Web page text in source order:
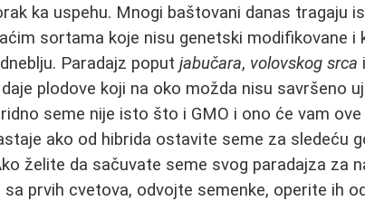
ka uspehu. Mnogi baštovani danas tragaju
sortama koje nisu genetski modifikovane i
Paradajz poputjabučara, volovskog srca
daje plodove koji na oko možda nisu savršeno
seme nije isto što i GMO i ono će vam
ako od hibrida ostavite seme za sledeću
želite da sačuvate seme svog paradajza za
prvih cvetova, odvojte semenke, operite ih